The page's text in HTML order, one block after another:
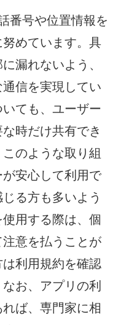
番号や位置情報を
めています。具
漏れないよう、
信を実現してい
ても、ユーザー
時だけ共有でき
のような取り組
安心して利用で
る方も多いよう
用する際は、個
意を払うことが
利用規約を確認
お、アプリの利
ば、専門家に相